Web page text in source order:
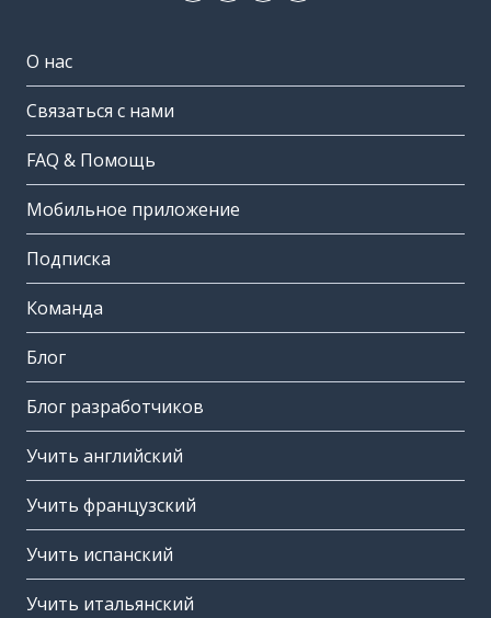
О нас
Связаться с нами
FAQ & Помощь
Мобильное приложение
Подписка
Команда
Блог
Блог разработчиков
Учить английский
Учить французский
Учить испанский
Учить итальянский